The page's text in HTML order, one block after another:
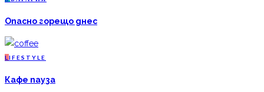
Опасно горещо днес
L IFESTYLE
Кафе пауза